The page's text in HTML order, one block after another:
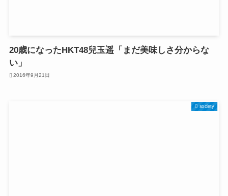
20歳になったHKT48兒玉遥「まだ美味しさ分からな
い」
2016年9月21日
society